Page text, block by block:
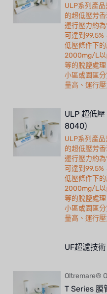
ULP系列產
的超低壓芳
運行壓力約
可達到99.5%
低壓條件下
2000mg/L以
等的脫鹽處
小區或園區
量高、運行
ULP 超低
8040)
ULP系列產
的超低壓芳
運行壓力約
可達到99.5%
低壓條件下
2000mg/L以
等的脫鹽處
小區或園區
量高、運行
UF超濾技術
Oltremare®
T Series 膜